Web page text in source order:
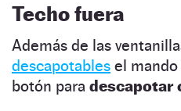
Techo fuera
Además de las
descapotables el
botón para descapotar